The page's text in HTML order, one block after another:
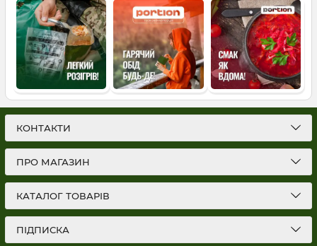
КОНТАКТИ
ПРО МАГАЗИН
КАТАЛОГ ТОВАРІВ
ПІДПИСКА